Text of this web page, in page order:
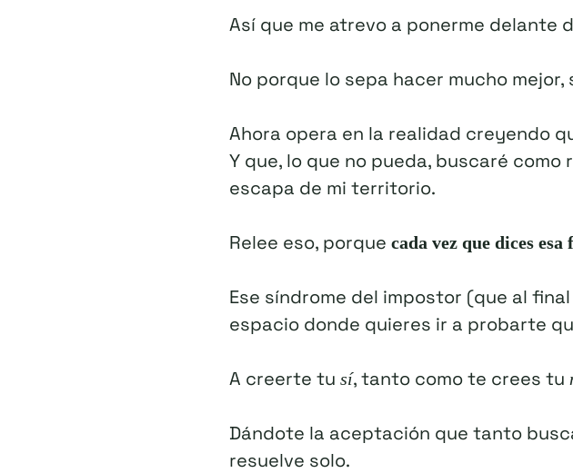
Así que me atrevo a ponerme delante
No porque lo sepa hacer mucho
Ahora opera en la realidad creyendo
Y que, lo que no pueda, buscaré
escapa de mi territorio.
Relee eso, porque cada vez que dices
Ese síndrome del impostor (que al
espacio donde quieres ir a probarte
A creerte tu sí, tanto como te crees tu
Dándote la aceptación que tanto
resuelve solo.